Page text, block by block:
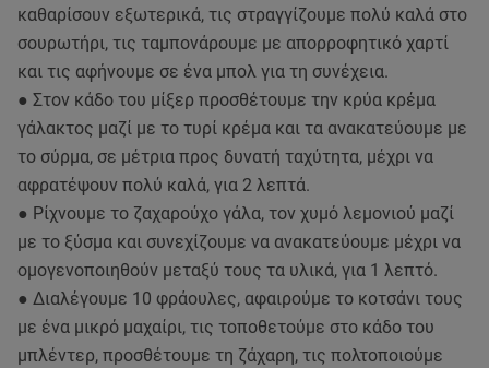
καθαρίσουν εξωτερικά, τις στραγγίζουμε πολύ καλά στο
σουρωτήρι, τις ταμπονάρουμε με απορροφητικό χαρτί
και τις αφήνουμε σε ένα μπολ για τη συνέχεια.
● Στον κάδο του μίξερ προσθέτουμε την κρύα κρέμα
γάλακτος μαζί με το τυρί κρέμα και τα ανακατεύουμε με
το σύρμα, σε μέτρια προς δυνατή ταχύτητα, μέχρι να
αφρατέψουν πολύ καλά, για 2 λεπτά.
● Ρίχνουμε το ζαχαρούχο γάλα, τον χυμό λεμονιού μαζί
με το ξύσμα και συνεχίζουμε να ανακατεύουμε μέχρι να
ομογενοποιηθούν μεταξύ τους τα υλικά, για 1 λεπτό.
● Διαλέγουμε 10 φράουλες, αφαιρούμε το κοτσάνι τους
με ένα μικρό μαχαίρι, τις τοποθετούμε στο κάδο του
μπλέντερ, προσθέτουμε τη ζάχαρη, τις πολτοποιούμε